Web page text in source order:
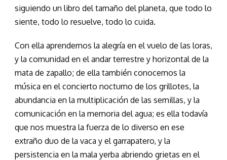
siguiendo un libro del tamaño del planeta, que todo lo
siente, todo lo resuelve, todo lo cuida.
Con ella aprendemos la alegría en el vuelo de las loras,
y la comunidad en el andar terrestre y horizontal de la
mata de zapallo; de ella también conocemos la
música en el concierto nocturno de los grillotes, la
abundancia en la multiplicación de las semillas, y la
comunicación en la memoria del agua; es ella todavía
que nos muestra la fuerza de lo diverso en ese
extraño duo de la vaca y el garrapatero, y la
persistencia en la mala yerba abriendo grietas en el